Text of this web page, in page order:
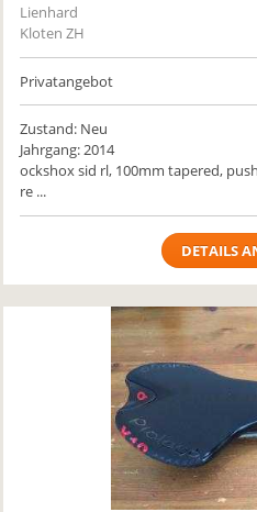
Lienhard
Kloten ZH
Privatangebot
Zustand: Neu
Jahrgang: 2014
ockshox sid rl, 100mm tapered,
re ...
DETAILS